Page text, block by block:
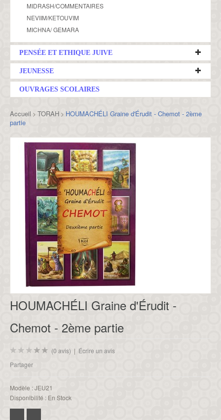
MIDRASH/COMMENTAIRES
NEVIIM/KETOUVIM
MICHNA/ GEMARA
PENSÉE ET ETHIQUE JUIVE
JEUNESSE
OUVRAGES SCOLAIRES
Accueil > TORAH > HOUMACHÉLI Graine d'Érudit - Chemot - 2ème
partie
HOUMACHÉLI Graine d'Érudit -
Chemot - 2ème partie
(0 avis) | Écrire un avis
Partager
Modèle :JEU21
Disponibilité : En Stock